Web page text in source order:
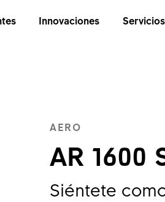
Innovaciones Servicios
AERO
AR 1600
Siéntete